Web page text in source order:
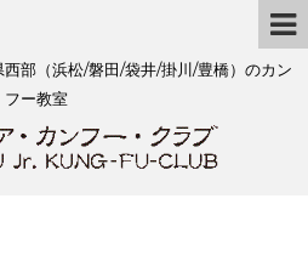
部（浜松/磐田/袋井/掛川/豊橋）のカン
フー教室